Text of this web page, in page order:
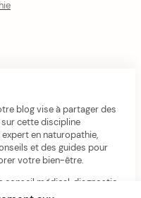
blog vise à partager des
cette discipline
en naturopathie,
et des guides pour
votre bien-être.
conseil médical, diagnostic
de santé.